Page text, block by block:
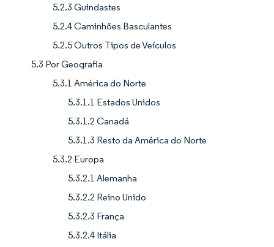
5.2.3 Guindastes
5.2.4 Caminhões Basculantes
5.2.5 Outros Tipos de Veículos
5.3 Por Geografia
5.3.1 América do Norte
5.3.1.1 Estados Unidos
5.3.1.2 Canadá
5.3.1.3 Resto da América do Norte
5.3.2 Europa
5.3.2.1 Alemanha
5.3.2.2 Reino Unido
5.3.2.3 França
5.3.2.4 Itália